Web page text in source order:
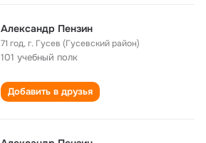
Александр Пензин
71 год,г. Гусев (Гусевский район)
101 учебный полк
Добавить в друзья